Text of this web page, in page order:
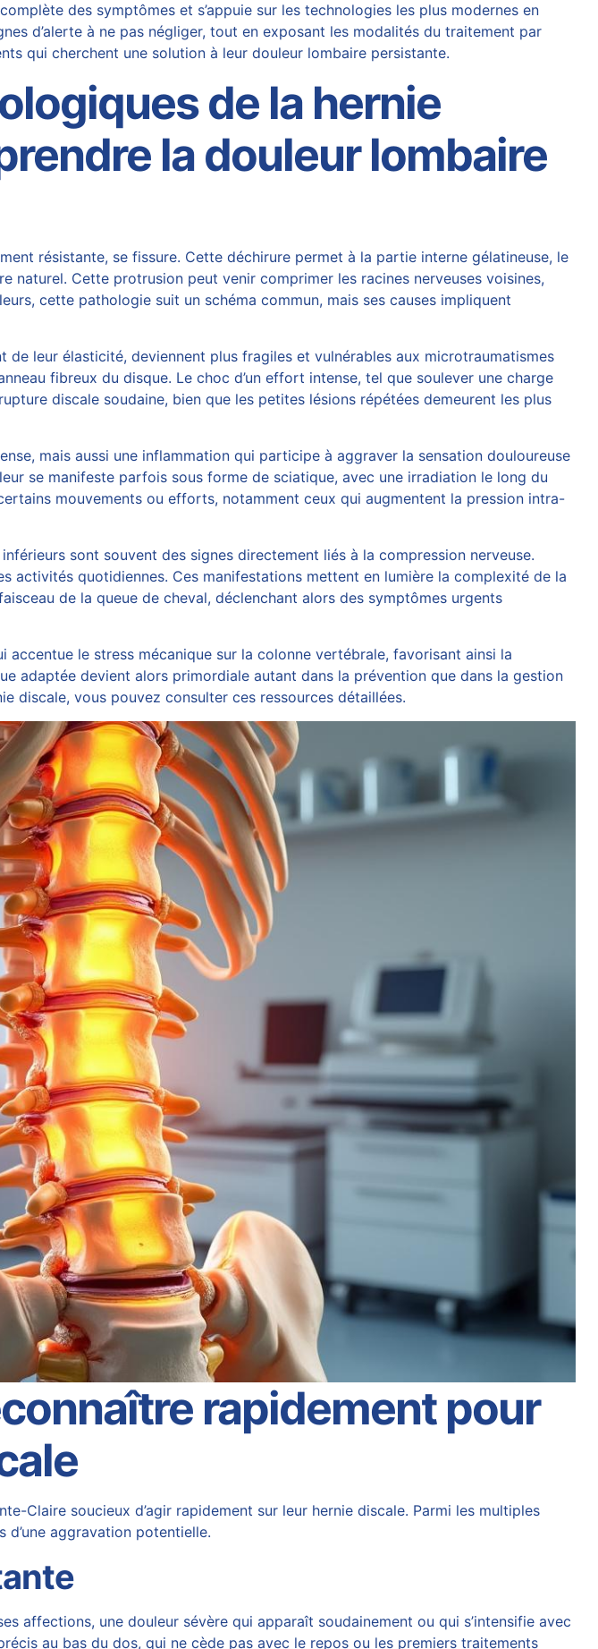
des symptômes et s’appuie sur les technologies les plus modernes en
d’alerte à ne pas négliger, tout en exposant les modalités du traitement par
qui cherchent une solution à leur douleur lombaire persistante.
de la hernie
la douleur lombaire
résistante, se fissure. Cette déchirure permet à la partie interne gélatineuse, le
naturel. Cette protrusion peut venir comprimer les racines nerveuses voisines,
cette pathologie suit un schéma commun, mais ses causes impliquent
leur élasticité, deviennent plus fragiles et vulnérables aux microtraumatismes
fibreux du disque. Le choc d’un effort intense, tel que soulever une charge
discale soudaine, bien que les petites lésions répétées demeurent les plus
mais aussi une inflammation qui participe à aggraver la sensation douloureuse
se manifeste parfois sous forme de sciatique, avec une irradiation le long du
mouvements ou efforts, notamment ceux qui augmentent la pression intra-
sont souvent des signes directement liés à la compression nerveuse.
activités quotidiennes. Ces manifestations mettent en lumière la complexité de la
de la queue de cheval, déclenchant alors des symptômes urgents
le stress mécanique sur la colonne vertébrale, favorisant ainsi la
adaptée devient alors primordiale autant dans la prévention que dans la gestion
discale, vous pouvez consulterces ressources détaillées.
rapidement pour
Claire soucieux d’agir rapidement sur leur hernie discale. Parmi les multiples
aggravation potentielle.
affections, une douleur sévère qui apparaît soudainement ou qui s’intensifie avec
au bas du dos, qui ne cède pas avec le repos ou les premiers traitements